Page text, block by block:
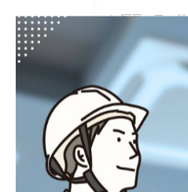
厨房・フー
フロン排出抑
クリニック
エアコン・
エアコン・
エアコン・
エアコン 冷